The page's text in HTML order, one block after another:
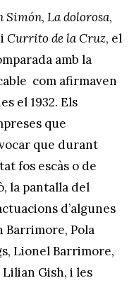
Simón, La dolorosa,
i Currito de la Cruz, el
amb la
com afirmaven
el 1932. Els
que
que durant
fos escàs o de
la pantalla del
d’algunes
Barrimore, Pola
Lionel Barrimore,
Gish, i les